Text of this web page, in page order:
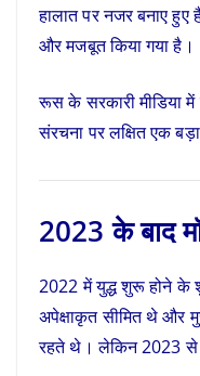
हालात पर नजर बनाए हुए
और मजबूत किया गया है।
रूस के सरकारी मीडिया
संरचना पर लक्षित एक
2023 के बाद
2022 में युद्ध शुरू होने
अपेक्षाकृत सीमित थे और
रहते थे। लेकिन 2023 से